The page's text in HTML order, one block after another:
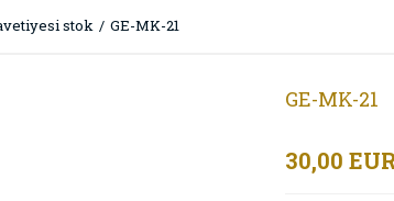
stok GE-MK-21
GE-MK-21
30,00